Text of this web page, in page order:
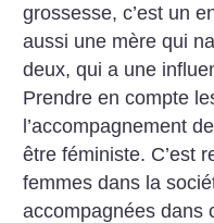
grossesse, c’est un
aussi une mère qui
deux, qui a une
Prendre en compte
l’accompagnement
être féministe. C’est
femmes dans la
accompagnées dans